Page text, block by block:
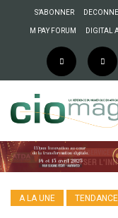
S’ABONNER
M PAY FORUM DIGITAL
A LA UNE TENDANCE